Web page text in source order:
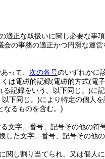
適正な取扱いに関し必要な事
の事務の適正かつ円滑な運
って、 次の各号のいずれかに
は電磁的記録(電磁的方式(電
る記録をいう。以下同じ。)に
以下同じ。)により特定の個人
なるものを含む。)
文字、番号、記号その他の符
た文字、番号、記号その他
し割り当てられ、又は個人